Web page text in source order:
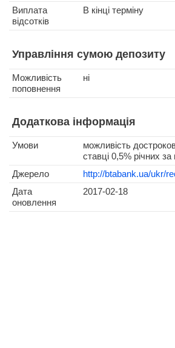
Виплата
відсотків
В кінці терміну
Управління сумою депозиту
Можливість
поповнення
ні
Додаткова інформація
Умови
можливість
ставці 0,5% річних за
Джерело
http://btabank.ua/ukr/
Дата
оновлення
2017-02-18